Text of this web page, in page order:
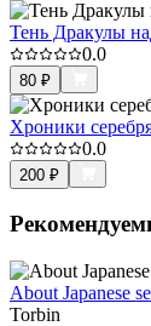
Тень Дракулы
0.0
80 ₽
Хроники
0.0
200 ₽
About Japanese
Torbin